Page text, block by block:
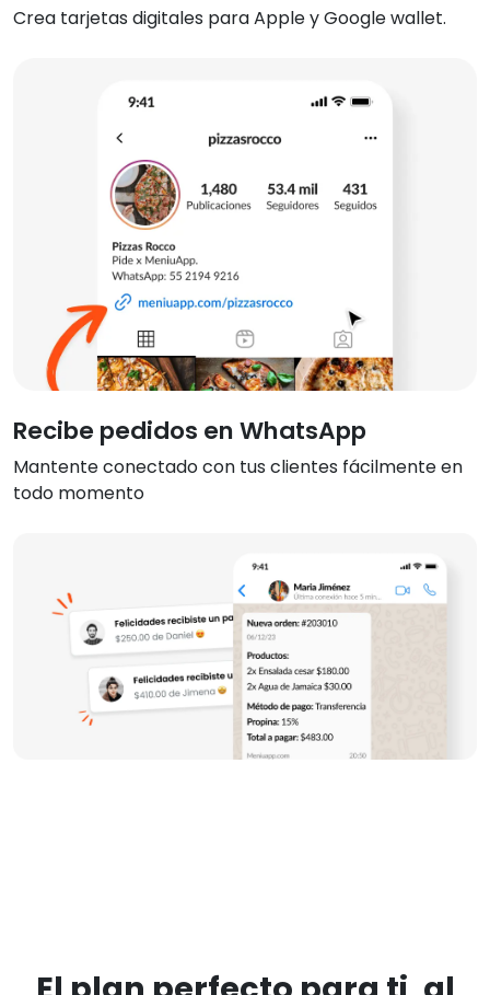
Crea tarjetas digitales para Apple y Google wallet.
Recibe pedidos en WhatsApp
Mantente conectado con tus clientes fácilmente en
todo momento